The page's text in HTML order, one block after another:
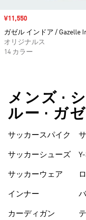
セール価格
¥11,550
ガゼル インドア / Gazelle
オリジナルス
14 カラー
メンズ •
ルー • ガ
サッカースパイク
サッカーシューズ
サッカーウェア
インナー
カーディガン